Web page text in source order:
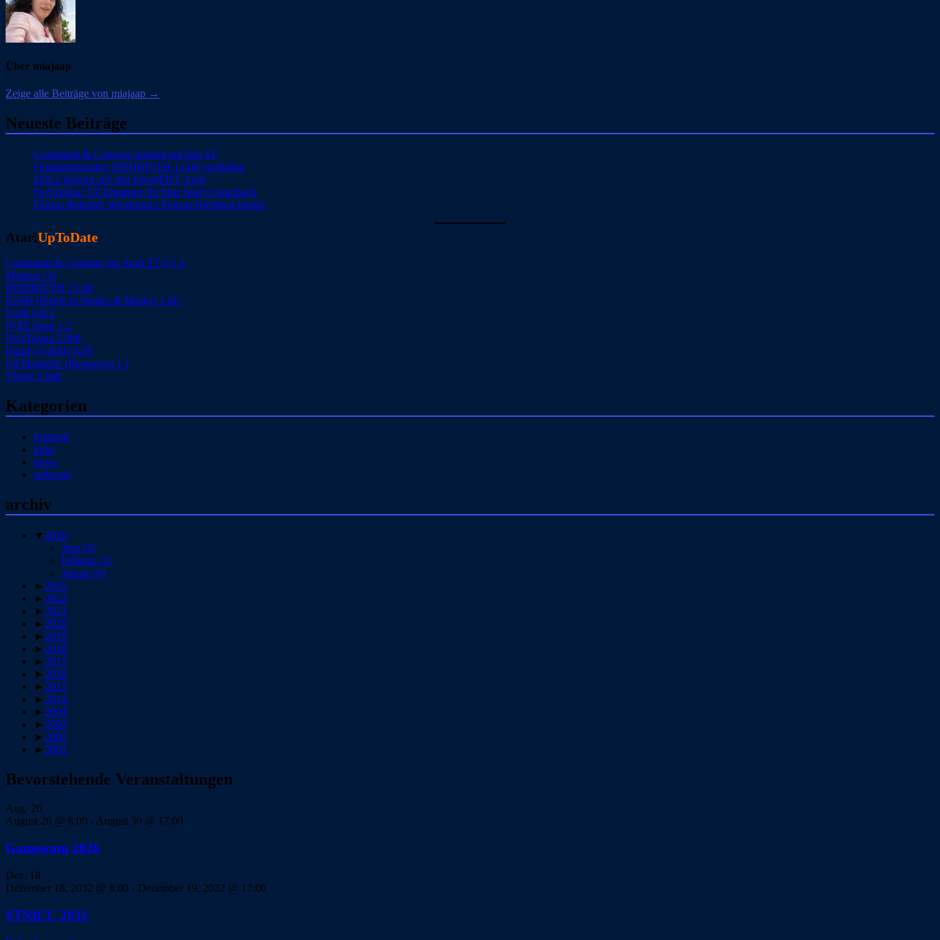
Über miajaap
Zeige alle Beiträge von miajaap →
Neueste Beiträge
Command & Conquer kommt auf den ST
Festplattentreiber HDDRIVER 13.00 verfügbar
SDL2 kommt auf den FreeMiNT-Atari
NoSTalgia: ST-Emulator für Mac feiert Comeback
Falcon Rebuild: Wizztronics Falcon-Nachbau bootet
AtariUpToDate
Command & Conquer for Atari ST 0.1.1
Motosu 1.0
HDDRIVER 13.00
P2SM (Pixels to Sprites & Masks) 1.6C
Forth 0.8.3
fVDI Snap 1.2
NoSTalgia 2.0b8
Handy (GEM) 0.95
GEMagnetic (Respawn) 1.1
Vision 5.0a0
Kategorien
featured
links
news
software
archiv
▼ 2026
Juni (2)
Februar(2)
Januar(6)
► 2025
► 2022
► 2021
► 2020
► 2019
► 2018
► 2017
► 2016
► 2015
► 2014
► 2004
► 2003
► 2002
► 2001
Bevorstehende Veranstaltungen
Aug. 26
August 26 @ 8:00 -August 30 @ 17:00
Gamescom 2026
Dez. 18
Dezember 18, 2032 @ 8:00 - Dezember 19, 2032 @ 17:00
STNICC 2032